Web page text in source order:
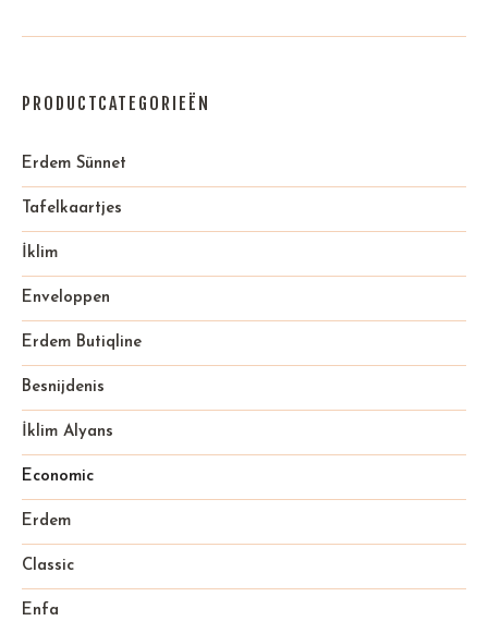
PRODUCTCATEGORIEËN
Erdem Sünnet
Tafelkaartjes
İklim
Enveloppen
Erdem Butiqline
Besnijdenis
İklim Alyans
Economic
Erdem
Classic
Enfa